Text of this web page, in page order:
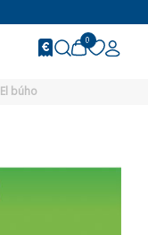
0
El búho